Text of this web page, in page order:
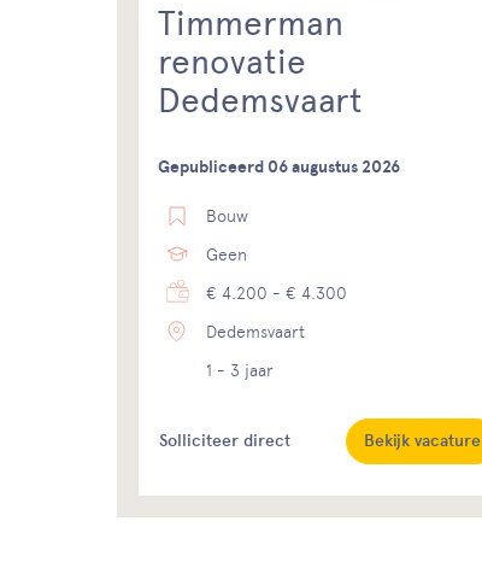
Timmerman
renovatie
Dedemsvaart
Gepubliceerd 06 augustus 2026
Bouw
Geen
€ 4.200 - € 4.300
Dedemsvaart
1 - 3 jaar
Solliciteer direct Bekijk vacature